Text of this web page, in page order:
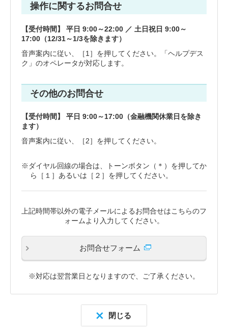
操作に関するお問合せ
【受付時間】 平日 9:00～22:00 ／ 土日祝日 9:00～
17:00（12/31～1/3を除きます）
音声案内に従い、［1］を押してください。「ヘルプデス
ク」のオペレータが対応します。
その他のお問合せ
【受付時間】 平日 9:00～17:00（金融機関休業日を除き
ます）
音声案内に従い、［2］を押してください。
※ダイヤル回線の場合は、トーンボタン（＊）を押してか
ら［１］あるいは［２］を押してください。
上記時間帯以外の電子メールによるお問合せはこちらのフ
ォームより入力してください。
お問合せフォーム
※対応は翌営業日となりますので、ご了承ください。
閉じる